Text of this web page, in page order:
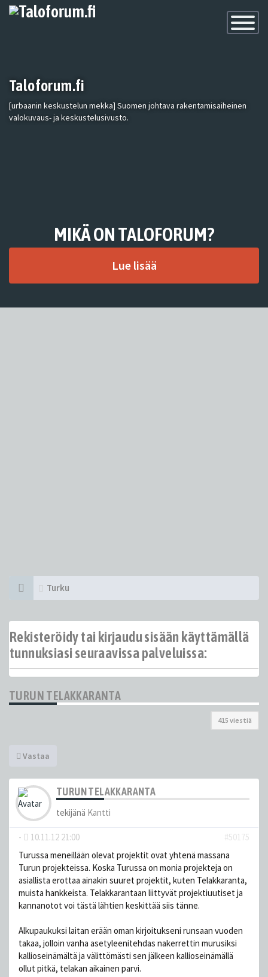
Toggle
Taloforum.fi
[urbaanin keskustelun mekka] Suomen johtava rakentamisaiheinen
valokuvaus- ja keskustelusivusto.
MIKÄ ON TALOFORUM?
Lue lisää
Turku
Rekisteröidy tai kirjaudu sisään käyttämällä
tunnuksiasi seuraavissa palveluissa:
TURUN TELAKKARANTA
415 viestiä
Vastaa
TURUN TELAKKARANTA
tekijänä Kantti
- 10.11.12 21:00
#50175
Turussa meneillään olevat projektit ovat yhtenä massana
Turun projekteissa. Koska Turussa on monia projekteja on
asiallista erottaa ainakin suuret projektit, kuten Telakkaranta,
muista hankkeista. Telakkarantaan liittyvät projektiuutiset ja
kannanotot voi tästä lähtien keskittää siis tänne.
Alkupaukuksi laitan erään oman kirjoitukseni runsaan vuoden
takaa, jolloin vanha asetyleenitehdas nakerrettin murusiksi
kallioseinämältä ja välittömästi sen jälkeen kallioseinämällä
ollut pitkä, telakan aikainen parvi.